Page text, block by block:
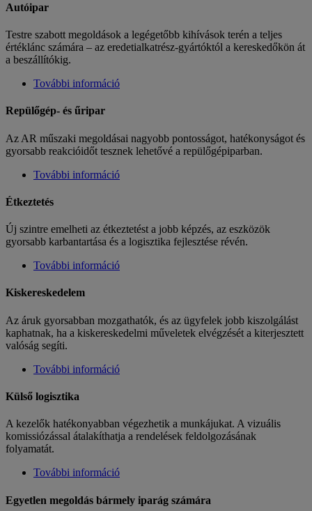
Autóipar
Testre szabott megoldások a legégetőbb kihívások terén a teljes
értéklánc számára – az eredetialkatrész-gyártóktól a kereskedőkön át
a beszállítókig.
További információ
Repülőgép- és űripar
Az AR műszaki megoldásai nagyobb pontosságot, hatékonyságot és
gyorsabb reakcióidőt tesznek lehetővé a repülőgépiparban.
További információ
Étkeztetés
Új szintre emelheti az étkeztetést a jobb képzés, az eszközök
gyorsabb karbantartása és a logisztika fejlesztése révén.
További információ
Kiskereskedelem
Az áruk gyorsabban mozgathatók, és az ügyfelek jobb kiszolgálást
kaphatnak, ha a kiskereskedelmi műveletek elvégzését a kiterjesztett
valóság segíti.
További információ
Külső logisztika
A kezelők hatékonyabban végezhetik a munkájukat. A vizuális
komissiózással átalakíthatja a rendelések feldolgozásának
folyamatát.
További információ
Egyetlen megoldás bármely iparág számára